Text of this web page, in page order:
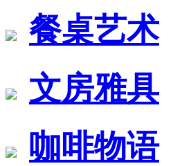
餐桌艺术
文房雅具
咖啡物语